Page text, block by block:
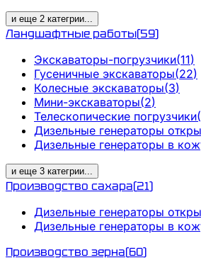
и еще 2 категрии...
Ландшафтные работы(59)
Экскаваторы-погрузчики(11)
Гусеничные экскаваторы(22)
Колесные экскаваторы(3)
Мини-экскаваторы(2)
Телескопические погрузчики(
Дизельные генераторы
Дизельные генераторы в
и еще 3 категрии...
Производство сахара(21)
Дизельные генераторы
Дизельные генераторы в
Производство зерна(60)